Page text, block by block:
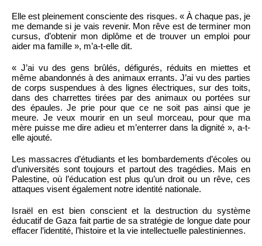
Elle est pleinement consciente des risques. « À chaque pas, je
me demande si je vais revenir. Mon rêve est de terminer mon
cursus, d’obtenir mon diplôme et de trouver un emploi pour
aider ma famille », m’a-t-elle dit.
« J’ai vu des gens brûlés, défigurés, réduits en miettes et
même abandonnés à des animaux errants. J’ai vu des parties
de corps suspendues à des lignes électriques, sur des toits,
dans des charrettes tirées par des animaux ou portées sur
des épaules. Je prie pour que ce ne soit pas ainsi que je
meure. Je veux mourir en un seul morceau, pour que ma
mère puisse me dire adieu et m’enterrer dans la dignité », a-t-
elle ajouté.
Les massacres d’étudiants et les bombardements d’écoles ou
d’universités sont toujours et partout des tragédies. Mais en
Palestine, où l’éducation est plus qu’un droit ou un rêve, ces
attaques visent également notre identité nationale.
Israël en est bien conscient et la destruction du système
éducatif de Gaza fait partie de sa stratégie de longue date pour
effacer l’identité, l’histoire et la vie intellectuelle palestiniennes.